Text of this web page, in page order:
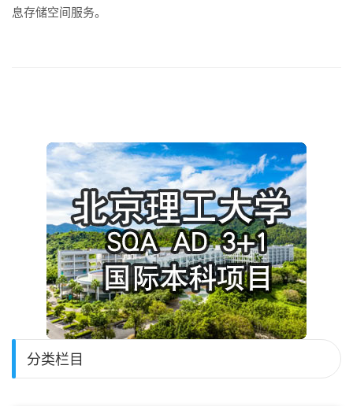
息存储空间服务。
分类栏目